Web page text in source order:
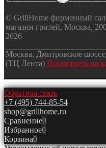
© GrillHome фирменный
магазин грилей, Москва,
2026
Москва, Дмитровское
(ТЦ Лента) Посмотреть на
Обратная связь
+7 (495) 744-85-54
shop@grillhome.ru
Сравнение0
Избранное0
Корзина0